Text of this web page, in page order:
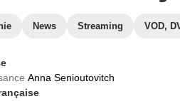
News Streaming VOD,
Anna Senioutovitch